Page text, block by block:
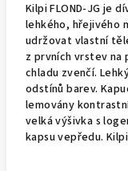
Kilpi FLOND-JG je
lehkého, hřejivého
udržovat vlastní
z prvních vrstev na
chladu zvenčí.
odstínů barev.
lemovány
velká výšivka s
kapsu vepředu.